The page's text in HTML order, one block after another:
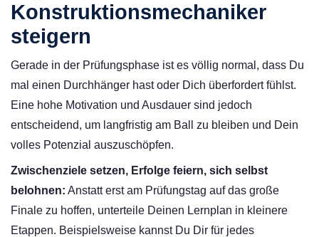
Konstruktionsmechaniker
steigern
Gerade in der Prüfungsphase ist es völlig normal, dass Du
mal einen Durchhänger hast oder Dich überfordert fühlst.
Eine hohe Motivation und Ausdauer sind jedoch
entscheidend, um langfristig am Ball zu bleiben und Dein
volles Potenzial auszuschöpfen.
Zwischenziele setzen, Erfolge feiern, sich selbst
belohnen: Anstatt erst am Prüfungstag auf das große
Finale zu hoffen, unterteile Deinen Lernplan in kleinere
Etappen. Beispielsweise kannst Du Dir für jedes